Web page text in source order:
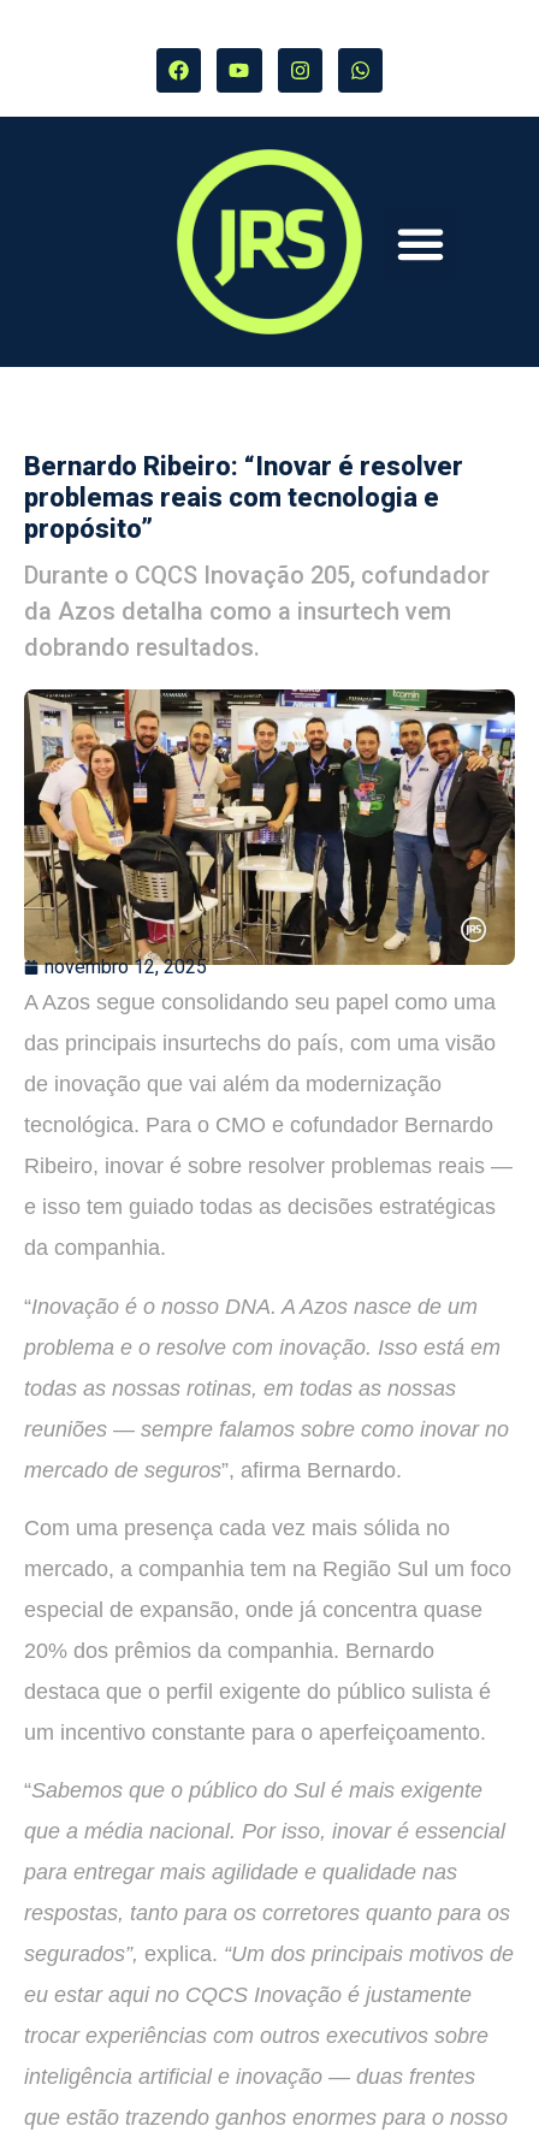
Bernardo Ribeiro: “Inovar é resolver
problemas reais com tecnologia e
propósito”
Durante o CQCS Inovação 205, cofundador
da Azos detalha como a insurtech vem
dobrando resultados.
novembro 12, 2025
A Azos segue consolidando seu papel como uma
das principais insurtechs do país, com uma visão
de inovação que vai além da modernização
tecnológica. Para o CMO e cofundador Bernardo
Ribeiro, inovar é sobre resolver problemas reais —
e isso tem guiado todas as decisões estratégicas
da companhia.
“Inovação é o nosso DNA. A Azos nasce de um
problema e o resolve com inovação. Isso está em
todas as nossas rotinas, em todas as nossas
reuniões — sempre falamos sobre como inovar no
mercado de seguros”, afirma Bernardo.
Com uma presença cada vez mais sólida no
mercado, a companhia tem na Região Sul um foco
especial de expansão, onde já concentra quase
20% dos prêmios da companhia. Bernardo
destaca que o perfil exigente do público sulista é
um incentivo constante para o aperfeiçoamento.
“Sabemos que o público do Sul é mais exigente
que a média nacional. Por isso, inovar é essencial
para entregar mais agilidade e qualidade nas
respostas, tanto para os corretores quanto para os
segurados”, explica. “Um dos principais motivos de
eu estar aqui no CQCS Inovação é justamente
trocar experiências com outros executivos sobre
inteligência artificial e inovação — duas frentes
que estão trazendo ganhos enormes para o nosso